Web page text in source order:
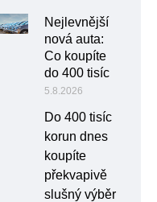
Nejlevnější
nová auta:
Co koupíte
do 400 tisíc
5.8.2026
Do 400 tisíc
korun dnes
koupíte
překvapivě
slušný výběr